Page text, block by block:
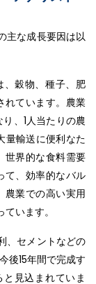
主な成長要因は以
、穀物、種子、肥
れています。農業
、1人当たりの農
量輸送に便利なた
世界的な食料需要
て、効率的なバル
農業での高い実用
います。
、セメントなどの
後15年間で完成す
見込まれていま